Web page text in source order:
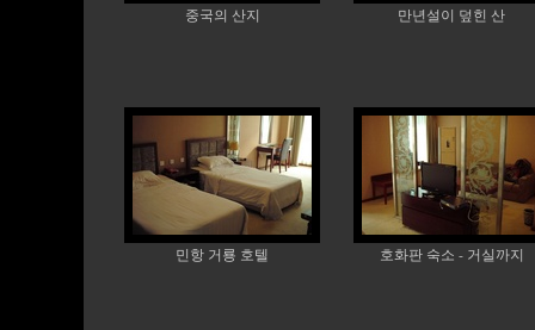
중국의 산지 만년설이 덮힌 산
민항 거룡 호텔 호화판 숙소 - 거실까지